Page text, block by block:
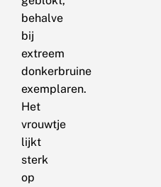
behalve
bij
extreem
donkerbruine
exemplaren.
Het
vrouwtje
lijkt
sterk
op